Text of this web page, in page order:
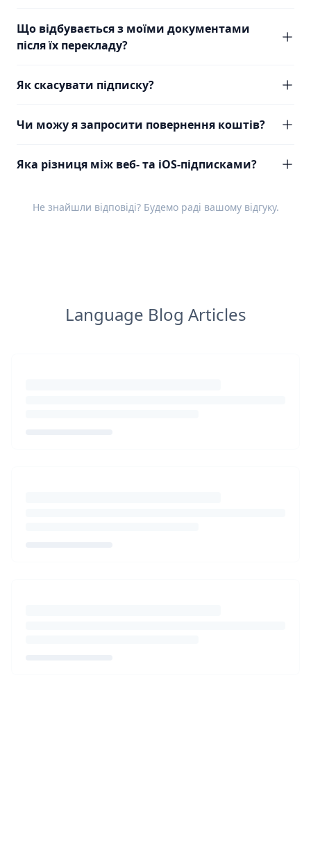
Що відбувається з моїми документами
після їх перекладу?
Як скасувати підписку?
Чи можу я запросити повернення коштів?
Яка різниця між веб- та iOS-підписками?
Не знайшли відповіді? Будемо раді вашому відгуку.
Language Blog Articles